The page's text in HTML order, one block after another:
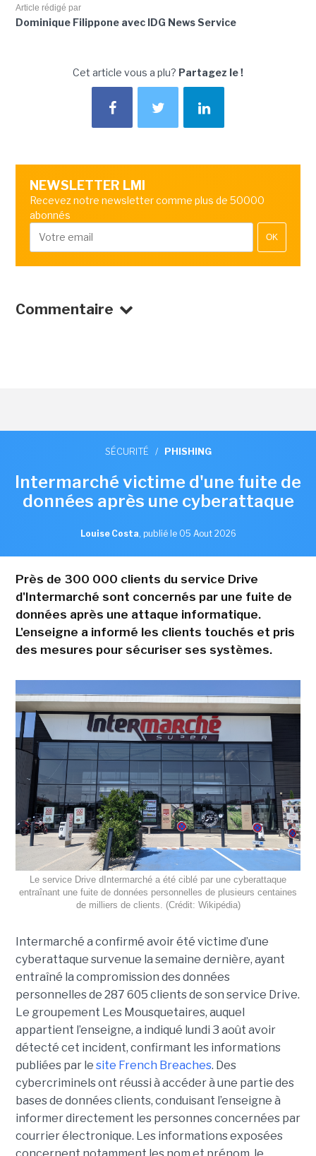
Article rédigé par
Dominique Filippone avec IDG News Service
Cet article vous a plu? Partagez le !
NEWSLETTER LMI
Recevez notre newsletter comme plus de 50000
abonnés
OK
Commentaire
SÉCURITÉ / PHISHING
Intermarché victime d'une fuite de
données après une cyberattaque
Louise Costa, publié le 05 Aout 2026
Près de 300 000 clients du service Drive
d'Intermarché sont concernés par une fuite de
données après une attaque informatique.
L'enseigne a informé les clients touchés et pris
des mesures pour sécuriser ses systèmes.
Le service Drive dIntermarché a été ciblé par une cyberattaque
entraînant une fuite de données personnelles de plusieurs centaines
de milliers de clients. (Crédit: Wikipédia)
Intermarché a confirmé avoir été victime d’une
cyberattaque survenue la semaine dernière, ayant
entraîné la compromission des données
personnelles de 287 605 clients de son service Drive.
Le groupement Les Mousquetaires, auquel
appartient l’enseigne, a indiqué lundi 3 août avoir
détecté cet incident, confirmant les informations
publiées par le site French Breaches. Des
cybercriminels ont réussi à accéder à une partie des
bases de données clients, conduisant l’enseigne à
informer directement les personnes concernées par
courrier électronique. Les informations exposées